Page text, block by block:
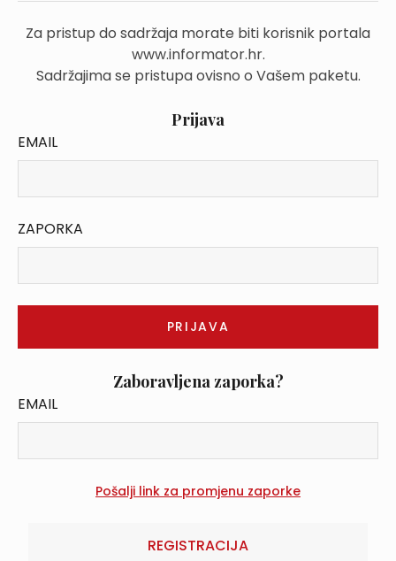
Za pristup do sadržaja morate biti korisnik portala
www.informator.hr.
Sadržajima se pristupa ovisno o Vašem paketu.
Prijava
EMAIL
ZAPORKA
Zaboravljena zaporka?
EMAIL
REGISTRACIJA